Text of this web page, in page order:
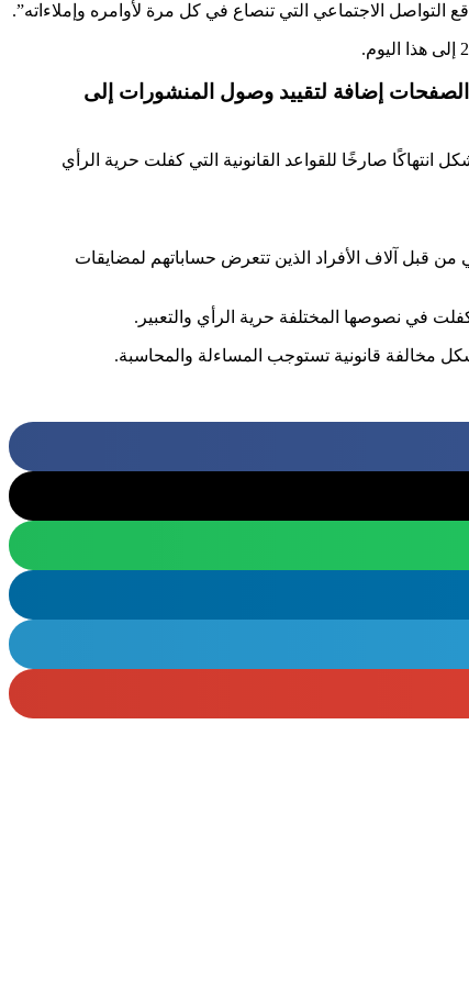
الاجتماعي التي تنصاع في كل مرة لأوامره وإملاءاته”.
إضافة لتقييد وصول المنشورات إلى
صارخًا للقواعد القانونية التي كفلت حرية الرأي
قبل آلاف الأفراد الذين تتعرض حساباتهم لمضايقات
في نصوصها المختلفة حرية الرأي والتعبير.
مخالفة قانونية تستوجب المساءلة والمحاسبة.